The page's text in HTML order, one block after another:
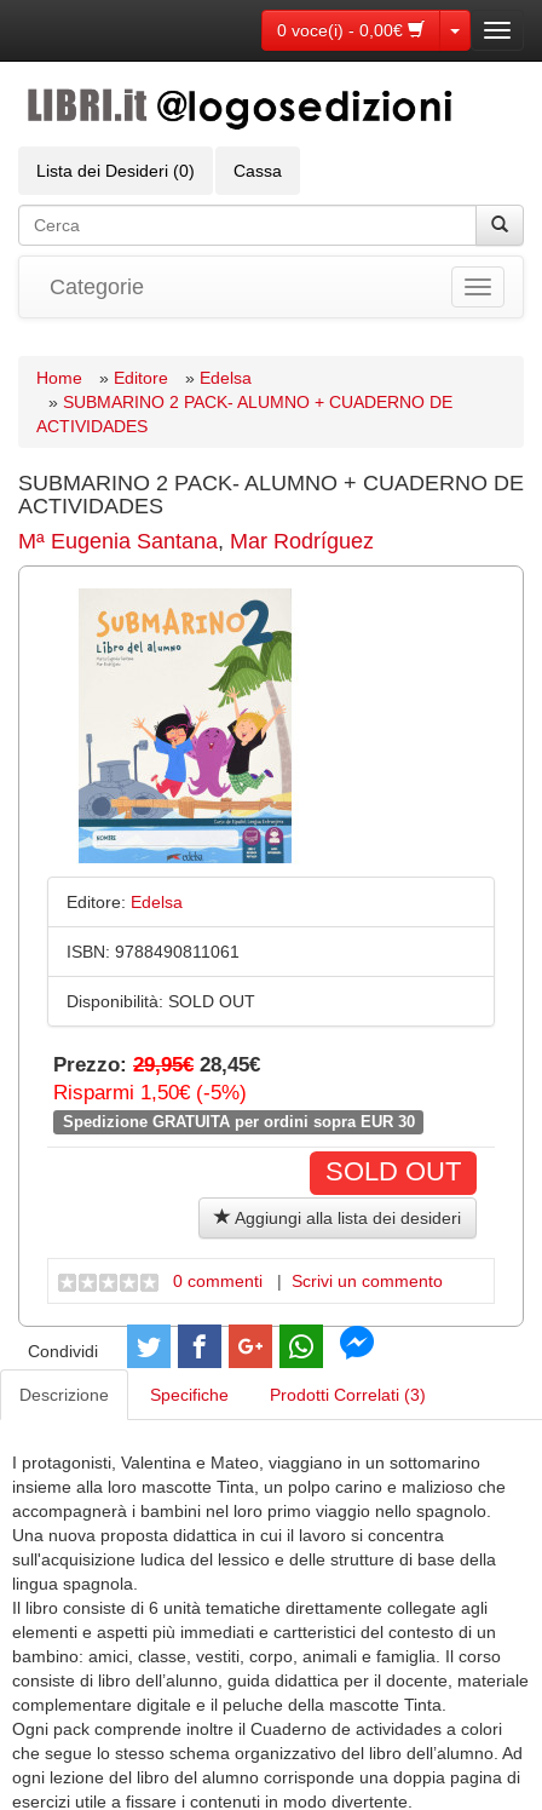
0 voce(i) - 0,00€ Toggle
Lista dei Desideri (0) Cassa
Toggle
Categorie
Home » Editore » Edelsa
» SUBMARINO 2 PACK- ALUMNO + CUADERNO DE
ACTIVIDADES
SUBMARINO 2 PACK- ALUMNO + CUADERNO DE
ACTIVIDADES
Mª Eugenia Santana, Mar Rodríguez
Editore: Edelsa
ISBN: 9788490811061
Disponibilità: SOLD OUT
Prezzo: 29,95€ 28,45€
Risparmi 1,50€ (-5%)
Spedizione GRATUITA per ordini sopra EUR 30
SOLD OUT
Aggiungi alla lista dei desideri
0 commenti | Scrivi un commento
Condividi
Descrizione Specifiche Prodotti Correlati (3)
I protagonisti, Valentina e Mateo, viaggiano in un sottomarino
insieme alla loro mascotte Tinta, un polpo carino e malizioso che
accompagnerà i bambini nel loro primo viaggio nello spagnolo.
Una nuova proposta didattica in cui il lavoro si concentra
sull'acquisizione ludica del lessico e delle strutture di base della
lingua spagnola.
Il libro consiste di 6 unità tematiche direttamente collegate agli
elementi e aspetti più immediati e cartteristici del contesto di un
bambino: amici, classe, vestiti, corpo, animali e famiglia. Il corso
consiste di libro dell’alunno, guida didattica per il docente, materiale
complementare digitale e il peluche della mascotte Tinta.
Ogni pack comprende inoltre il Cuaderno de actividades a colori
che segue lo stesso schema organizzativo del libro dell’alumno. Ad
ogni lezione del libro del alumno corrisponde una doppia pagina di
esercizi utile a fissare i contenuti in modo divertente.